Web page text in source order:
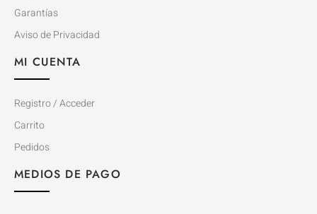
Garantías
Aviso de Privacidad
MI CUENTA
Registro / Acceder
Carrito
Pedidos
MEDIOS DE PAGO